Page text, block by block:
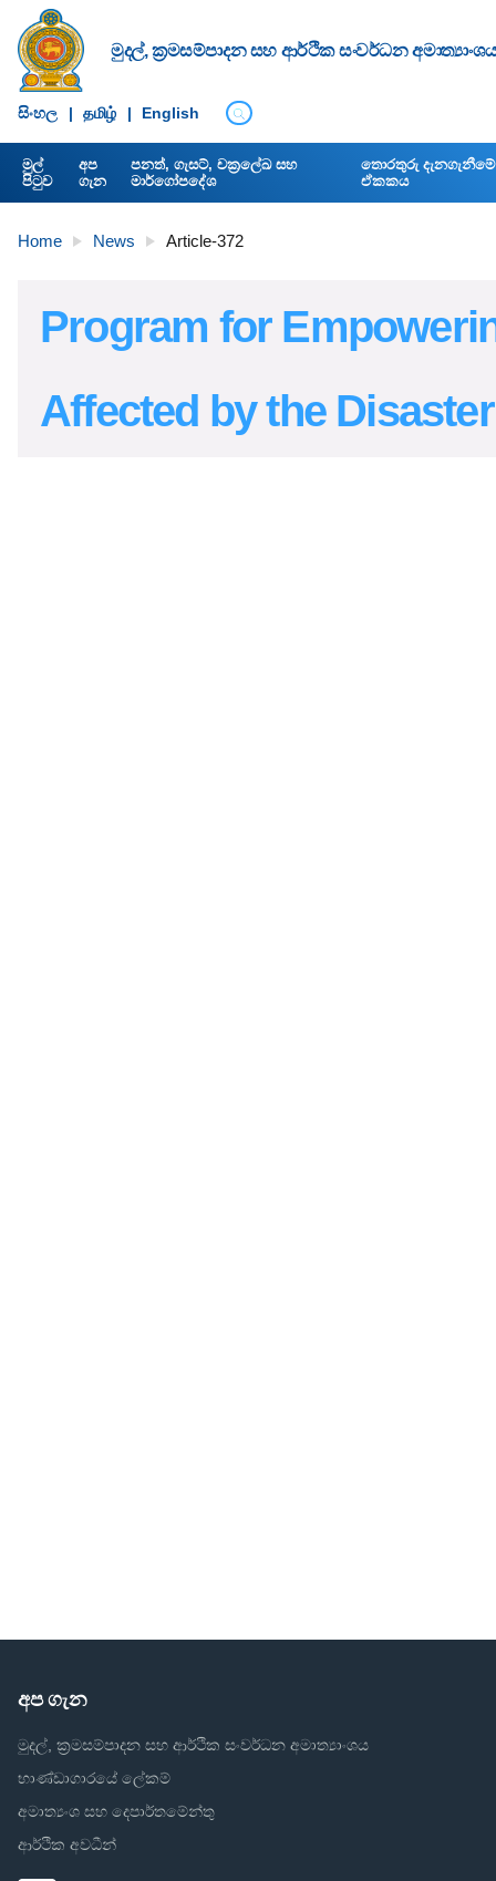
මුදල්, ක්‍රමසම්පාදන සහ ආර්ථික සංවර්ධන
සිංහ​ල | தமிழ் | English
මුල්
පිටුව
අප
ගැන
පනත්, ගැසට්, චක්‍රලේඛ සහ
මාර්ගෝපදේශ
තොරතුරු
ඒකකය
Home News Article-372
Program for
Affected by the Disaster
අප ගැන
මුදල්, ක්‍රමසම්පාදන සහ ආර්ථික සංවර්ධන අමාත්‍යාංශය
භාණ්ඩාගාරයේ ලේකම්
අමාත්‍යංශ සහ දෙපාර්තමේන්තු
ආර්ථික අවධීන්